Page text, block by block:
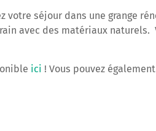
séjour dans une grange
avec des matériaux naturels.
ici ! Vous pouvez